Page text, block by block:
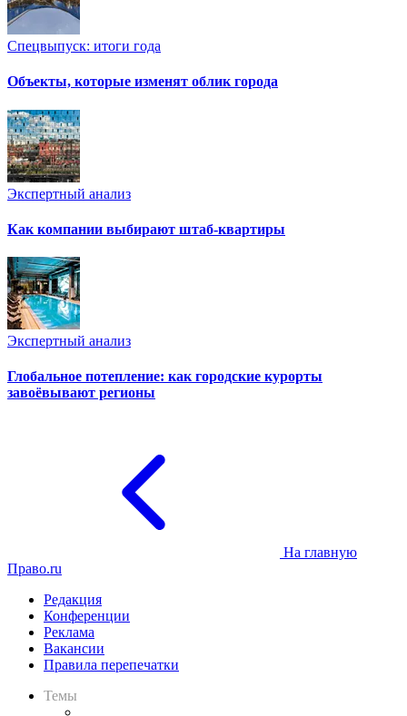
Спецвыпуск: итоги года
Объекты, которые изменят облик города
Экспертный анализ
Как компании выбирают штаб-квартиры
Экспертный анализ
Глобальное потепление: как городские курорты
завоёвывают регионы
На главную
Право.ru
Редакция
Конференции
Реклама
Вакансии
Правила перепечатки
Темы